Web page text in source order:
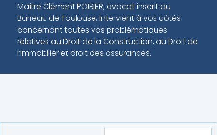
Maître Clément POIRIER, avocat inscrit au
Barreau de Toulouse, intervient à vos côtés
concernant toutes vos problématiques
relatives au Droit de la Construction, au Droit de
l’Immobilier et droit des assurances.